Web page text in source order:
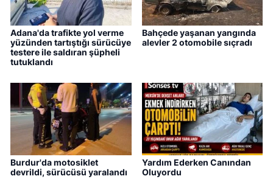
Adana'da trafikte yol verme
yüzünden tartıştığı sürücüye
testere ile saldıran şüpheli
tutuklandı
Bahçede yaşanan yangında
alevler 2 otomobile sıçradı
Burdur'da motosiklet
devrildi, sürücüsü yaralandı
Yardım Ederken Canından
Oluyordu